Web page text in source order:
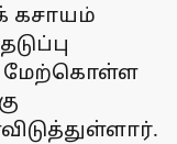
கசாயம்
மேற்கொள்ள